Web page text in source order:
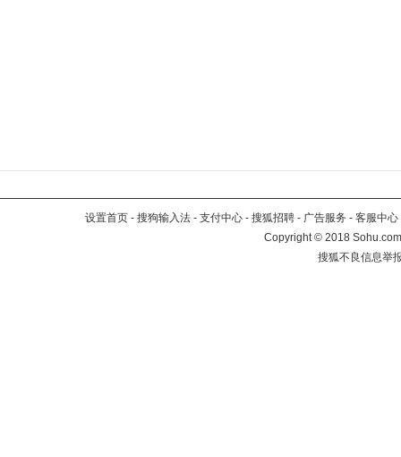
设置首页 - 搜狗输入法 - 支付中心 - 搜狐招聘 - 广告服务 - 客服中心
Copyright©2018
搜狐不良信息举